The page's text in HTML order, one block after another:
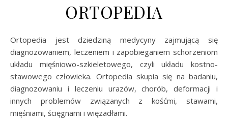
ORTOPEDIA
Ortopedia jest dziedziną medycyny zajmującą się
diagnozowaniem, leczeniem i zapobieganiem schorzeniom
układu mięśniowo-szkieletowego, czyli układu kostno-
stawowego człowieka. Ortopedia skupia się na badaniu,
diagnozowaniu i leczeniu urazów, chorób, deformacji i
innych problemów związanych z kośćmi, stawami,
mięśniami, ścięgnami i więzadłami.